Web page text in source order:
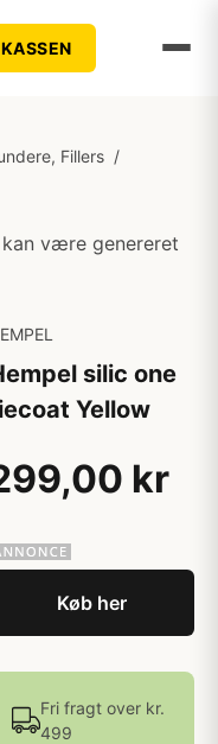
Fillers /
være genereret
silic one
Yellow
kr
Køb her
Fri fragt over kr.
499